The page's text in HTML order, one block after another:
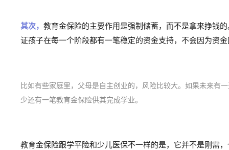
其次， 教育金保险的主要作用是强制储蓄，而不是拿来挣钱
证孩子在每一个阶段都有一笔稳定的资金支持，不会因为资
比如有些家庭里，父母是自主创业的，风险比较大。如果未来有
少还有一笔教育金保险供其完成学业。
教育金保险跟学平险和少儿医保不一样的是，它并不是刚需